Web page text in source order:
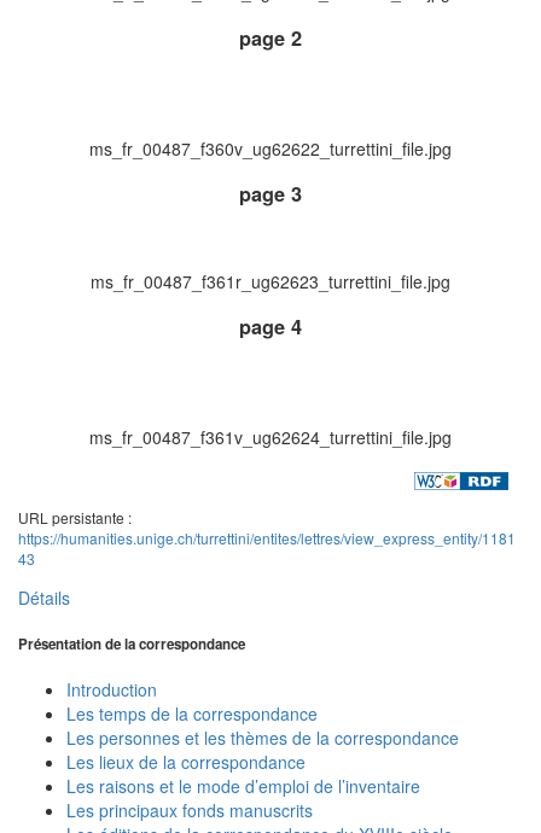
page 2
ms_fr_00487_f360v_ug62622_turrettini_file.jpg
page 3
ms_fr_00487_f361r_ug62623_turrettini_file.jpg
page 4
ms_fr_00487_f361v_ug62624_turrettini_file.jpg
URL persistante :
https://humanities.unige.ch/turrettini/entites/lettres/view_express_entity/1181
43
Détails
Présentation de la correspondance
Introduction
Les temps de la correspondance
Les personnes et les thèmes de la correspondance
Les lieux de la correspondance
Les raisons et le mode d’emploi de l’inventaire
Les principaux fonds manuscrits